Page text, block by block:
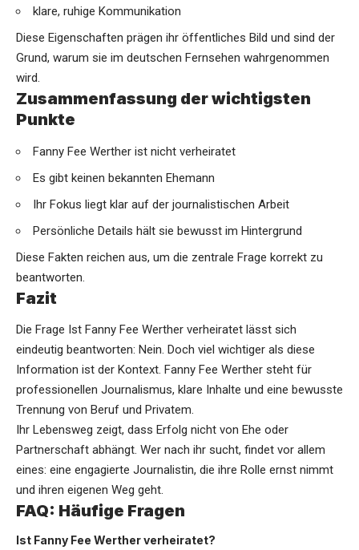
klare, ruhige Kommunikation
Diese Eigenschaften prägen ihr öffentliches Bild und sind der
Grund, warum sie im deutschen Fernsehen wahrgenommen
wird.
Zusammenfassung der wichtigsten
Punkte
Fanny Fee Werther ist nicht verheiratet
Es gibt keinen bekannten Ehemann
Ihr Fokus liegt klar auf der journalistischen Arbeit
Persönliche Details hält sie bewusst im Hintergrund
Diese Fakten reichen aus, um die zentrale Frage korrekt zu
beantworten.
Fazit
Die Frage Ist Fanny Fee Werther verheiratet lässt sich
eindeutig beantworten: Nein. Doch viel wichtiger als diese
Information ist der Kontext. Fanny Fee Werther steht für
professionellen Journalismus, klare Inhalte und eine bewusste
Trennung von Beruf und Privatem.
Ihr Lebensweg zeigt, dass Erfolg nicht von Ehe oder
Partnerschaft abhängt. Wer nach ihr sucht, findet vor allem
eines: eine engagierte Journalistin, die ihre Rolle ernst nimmt
und ihren eigenen Weg geht.
FAQ: Häufige Fragen
Ist Fanny Fee Werther verheiratet?